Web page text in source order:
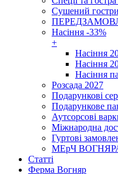
Сушений
Насіння -33%
+
Насіння
Насіння
Насіння
Розсада 2027
Подарункові
Подарункове
Аутсорсові
Міжнародна
Гуртові
МЕрЧ
Cтатті
Ферма Вогняр